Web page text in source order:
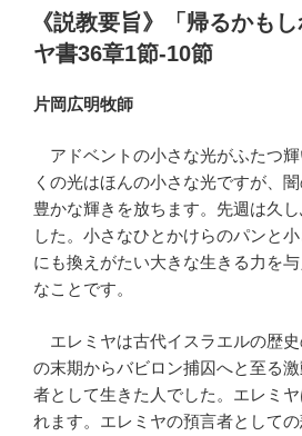
日:《説教要旨》「帰るかも
ヤ書36章1節-10節
片岡広明牧師
アドベントの小さな光がふたつ
くの光はほんの小さな光ですが、
豊かな輝きを放ちます。先週は久
した。小さなひとかけらのパンと
にも換えがたい大きな生きる力を
なことです。
エレミヤは古代イスラエルの歴
の末期からバビロン捕囚へと至る
者として生きた人でした。エレミ
れます。エレミヤの預言者として